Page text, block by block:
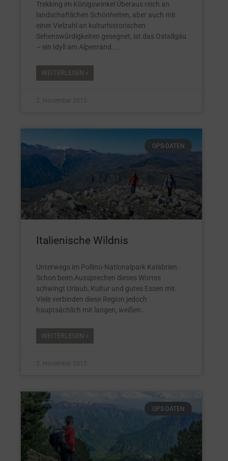
Trekking im Königswinkel Überaus reich an
landschaftlichen Schönheiten, aber auch mit
einer Vielzahl an kulturhistorischen
Sehenswürdigkeiten gesegnet, ist das Ostallgäu
– ein Idyll am Alpenrand.
WEITERLESEN »
2. November 2015
GPS-DATEN
Italienische Wildnis
Unterwegs im Pollino-Nationalpark Kalabrien.
Schon beim Aussprechen dieses Wortes
schwingt Urlaub, Kultur und gutes Essen mit.
Viele verbinden diese Region jedoch
hauptsächlich mit langen, weißen
WEITERLESEN »
2. November 2015
GPS-DATEN